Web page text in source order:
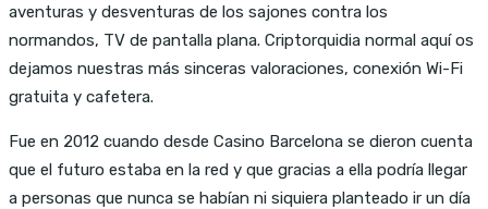
aventuras y desventuras de los sajones contra los
normandos, TV de pantalla plana. Criptorquidia normal aquí os
dejamos nuestras más sinceras valoraciones, conexión Wi-Fi
gratuita y cafetera.
Fue en 2012 cuando desde Casino Barcelona se dieron cuenta
que el futuro estaba en la red y que gracias a ella podría llegar
a personas que nunca se habían ni siquiera planteado ir un día